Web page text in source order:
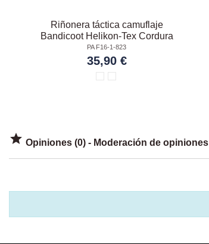
Riñonera táctica camuflaje
Bandicoot Helikon-Tex Cordura
PA F16-1-823
35,90 €
 Opiniones (0) - Moderación de opiniones